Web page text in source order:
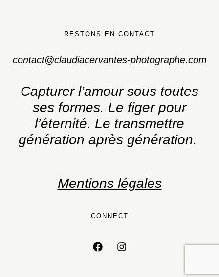
RESTONS EN CONTACT
contact@claudiacervantes-photographe.com
Capturer l’amour sous toutes
ses formes. Le figer pour
l’éternité. Le transmettre
génération après génération.
Mentions légales
CONNECT